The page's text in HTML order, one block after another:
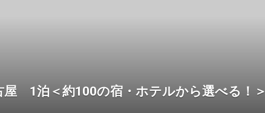
1泊＜約100の宿・ホテルから選べる！＞